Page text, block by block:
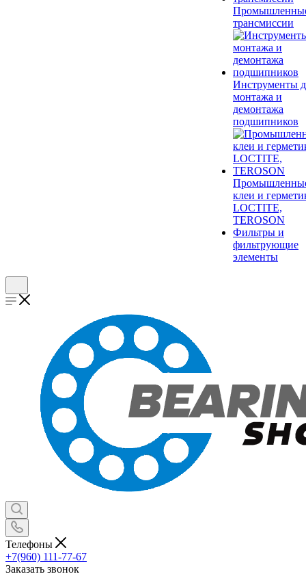
трансмиссии
Инструменты
монтажа и
демонтажа
подшипников
клеи и
LOCTITE,
TEROSON
Фильтры и
фильтрующие
элементы
Телефоны
+7(960) 111-77-67
Заказать звонок